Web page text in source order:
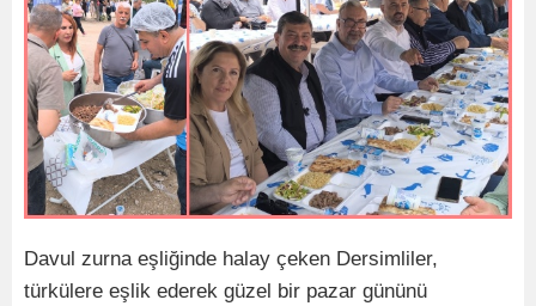
Davul zurna eşliğinde halay çeken Dersimliler,
türkülere eşlik ederek güzel bir pazar gününü